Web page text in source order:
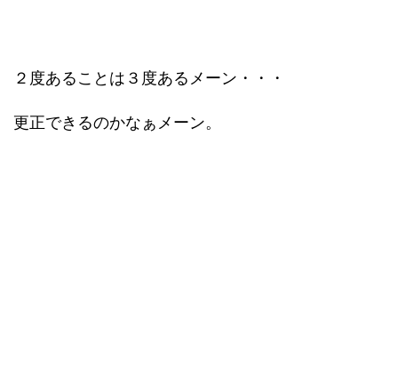
２度あることは３度あるメーン・・・
更正できるのかなぁメーン。